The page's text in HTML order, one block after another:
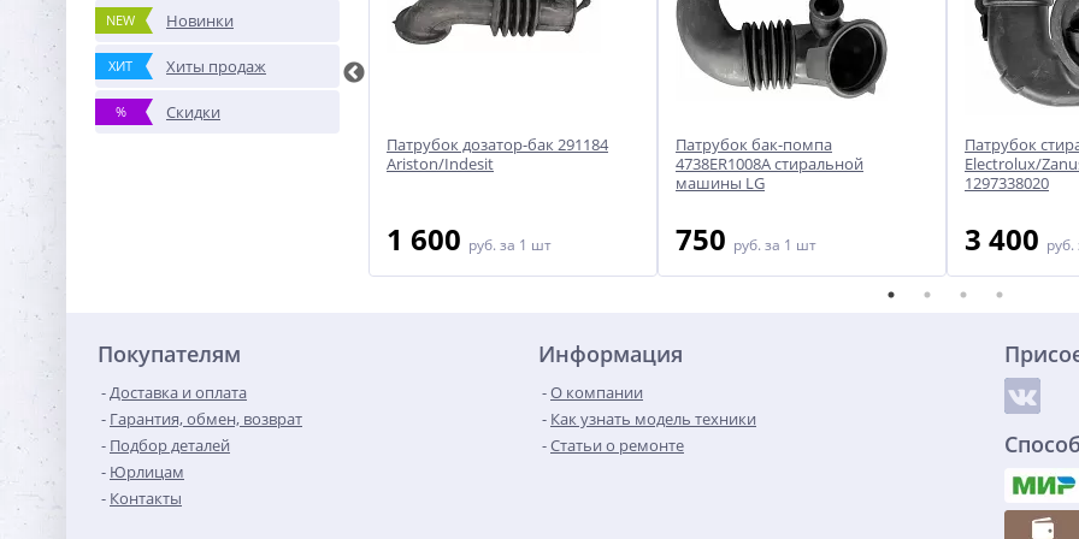
NEW Новинки
ХИТ Хиты продаж
% Скидки
Патрубок дозатор-бак 291184
Ariston/Indesit
1 600 руб. за 1 шт
Патрубок бак-помпа
4738ER1008A стиральной
машины LG
750 руб. за 1 шт
Патрубок
Electrolux/
1297338020
3 400 руб.
Покупателям
Доставка и оплата
Гарантия, обмен, возврат
Подбор деталей
Юрлицам
Контакты
Информация
О компании
Как узнать модель техники
Статьи о ремонте